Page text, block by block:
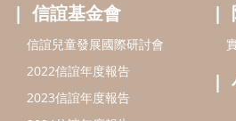
好孕袋
分齡育兒電子報
線上教養諮詢
出版服務